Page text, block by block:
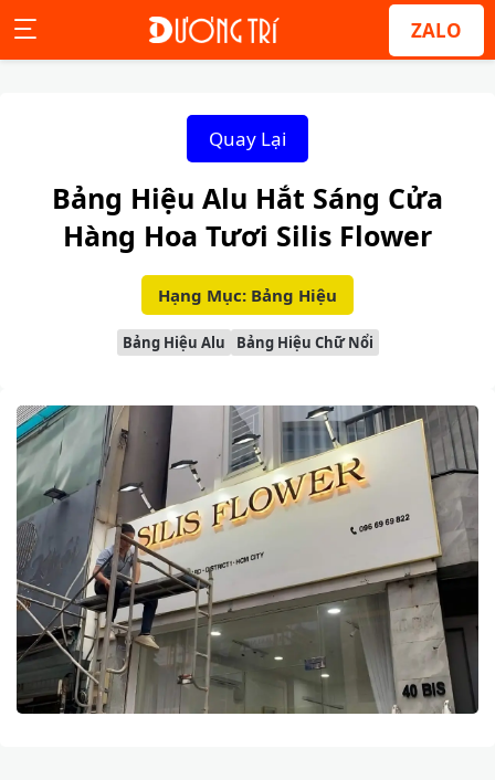
ZALO
Quay Lại
Bảng Hiệu Alu Hắt Sáng Cửa
Hàng Hoa Tươi Silis Flower
Hạng Mục: Bảng Hiệu
Bảng Hiệu Alu Bảng Hiệu Chữ Nổi